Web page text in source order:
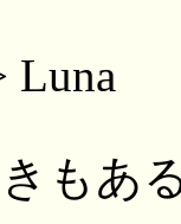
Luna
もあ